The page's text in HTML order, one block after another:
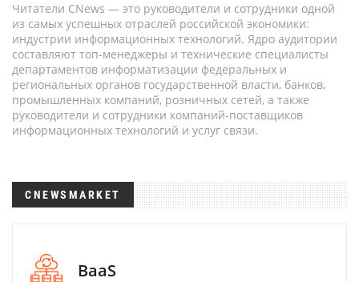
Читатели CNews — это руководители и сотрудники одной
из самых успешных отраслей российской экономики:
индустрии информационных технологий. Ядро аудитории
составляют топ-менеджеры и технические специалисты
департаментов информатизации федеральных и
региональных органов государственной власти, банков,
промышленных компаний, розничных сетей, а также
руководители и сотрудники компаний-поставщиков
информационных технологий и услуг связи.
CNEWSMARKET
BaaS